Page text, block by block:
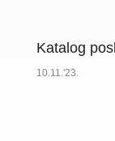
Katalog
10.11.'23.